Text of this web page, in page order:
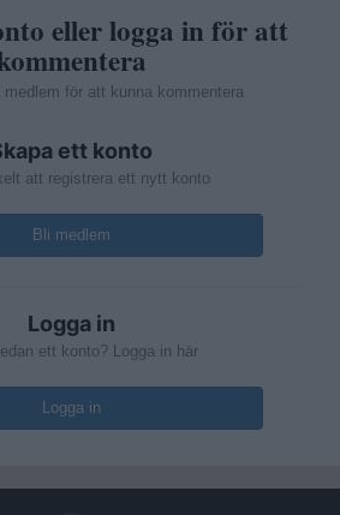
eller logga in för att
medlem för att kunna kommentera
ett konto
att registrera ett nytt konto
Bli medlem
Logga in
ett konto? Logga in här
Logga in